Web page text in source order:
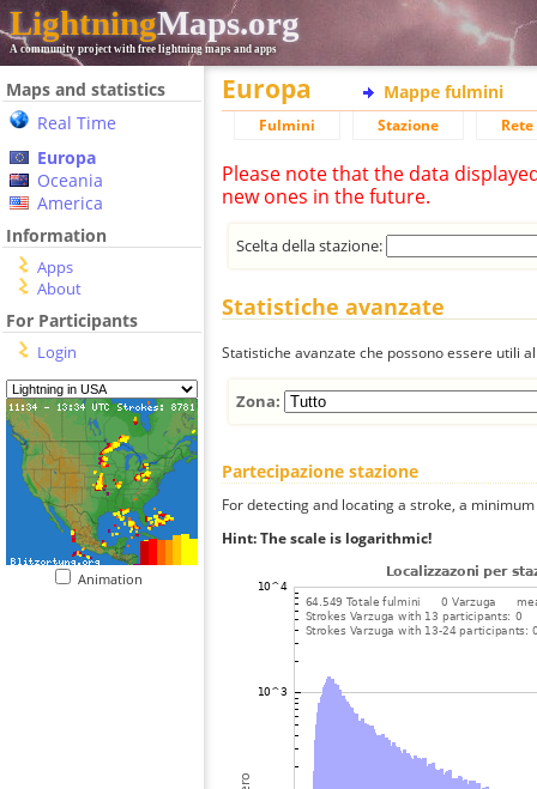
LightningMaps.org
A community project with free lightning maps and apps
Maps and statistics
Real Time
Europa
Oceania
America
Information
Apps
About
For Participants
Login
Animation
Europa Mappe fulmini
Fulmini Stazione
Please note that the data
new ones in the future.
Scelta della stazione:
Statistiche avanzate
Statistiche avanzate che possono essere utili
Zona:
Partecipazione stazione
For detecting and locating a stroke, a
Hint: The scale is logarithmic!